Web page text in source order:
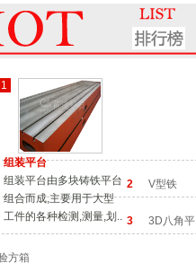
1
组装平台
组装平台由多块铸铁平台
组合而成,主要用于大型
工件的各种检测,测量,划..
2 V型铁
3
3D八角平
方箱